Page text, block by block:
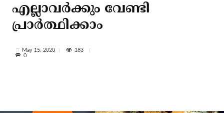
എല്ലാവര്‍ക്കും വേണ്ടി
പ്രാര്‍ത്ഥിക്കാം
May 15, 2020
183
0